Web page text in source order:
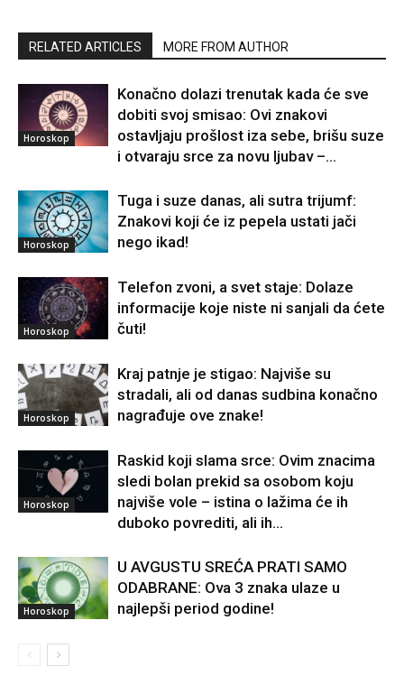
RELATED ARTICLES MORE FROM AUTHOR
Horoskop
Konačno dolazi trenutak kada će sve
dobiti svoj smisao: Ovi znakovi
ostavljaju prošlost iza sebe, brišu suze
i otvaraju srce za novu ljubav –...
Horoskop
Tuga i suze danas, ali sutra trijumf:
Znakovi koji će iz pepela ustati jači
nego ikad!
Horoskop
Telefon zvoni, a svet staje: Dolaze
informacije koje niste ni sanjali da ćete
čuti!
Horoskop
Kraj patnje je stigao: Najviše su
stradali, ali od danas sudbina konačno
nagrađuje ove znake!
Horoskop
Raskid koji slama srce: Ovim znacima
sledi bolan prekid sa osobom koju
najviše vole – istina o lažima će ih
duboko povrediti, ali ih...
Horoskop
U AVGUSTU SREĆA PRATI SAMO
ODABRANE: Ova 3 znaka ulaze u
najlepši period godine!